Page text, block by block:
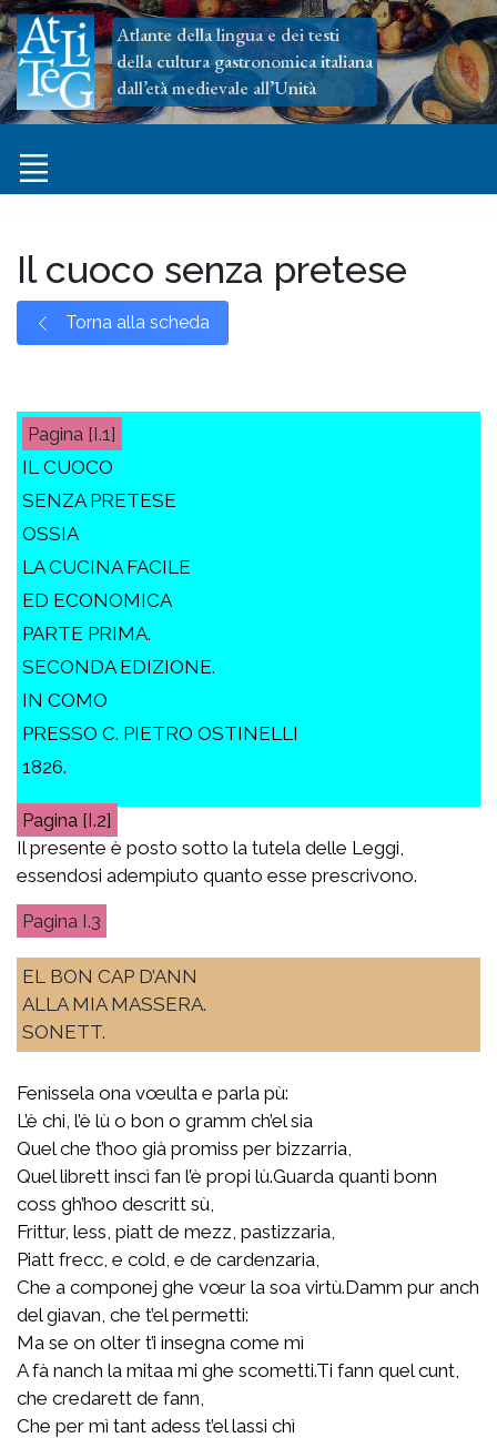
Atlante della lingua e dei testi
della cultura gastronomica italiana
dall’età medievale all’Unità
Il cuoco senza pretese
Torna alla scheda
[I.1]
IL CUOCO
SENZA PRETESE
OSSIA
LA CUCINA FACILE
ED ECONOMICA
PARTE PRIMA.
SECONDA EDIZIONE.
IN COMO
PRESSO C. PIETRO OSTINELLI
1826.
[I.2]
Il presente è posto sotto la tutela delle Leggi,
essendosi adempiuto quanto esse prescrivono.
I.3
EL BON CAP D’ANN
ALLA MIA MASSERA.
SONETT.
Fenissela ona vœulta e parla pù:
L’è chi, l’è lù o bon o gramm ch’el sia
Quel che t’hoo già promiss per bizzarria,
Quel librett inscì fan l’è propi lù.Guarda quanti bonn
coss gh’hoo descritt sù,
Frittur, less, piatt de mezz, pastizzaria,
Piatt frecc, e cold, e de cardenzaria,
Che a componej ghe vœur la soa virtù.Damm pur anch
del giavan, che t’el permetti:
Ma se on olter t’i insegna come mì
A fà nanch la mitaa mi ghe scometti.Ti fann quel cunt,
che credarett de fann,
Che per mì tant adess t’el lassi chì